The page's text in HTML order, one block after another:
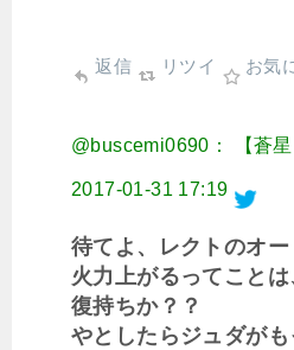
返信 リツイ お気
@buscemi0690： 【蒼
2017-01-31 17:19
待てよ、レクトのオ
火力上がるってこと
復持ちか？？
やとしたらジュダが